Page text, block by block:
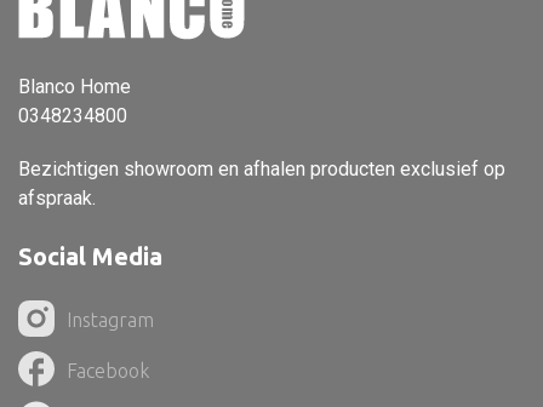
Tafellamp
Wandlamp
Alle deco
Vaas
Kandelaar
Object
Blanco Home
0348234800
Bezichtigen showroom en afhalen producten exclusief op
afspraak.
Social Media
Instagram
Facebook